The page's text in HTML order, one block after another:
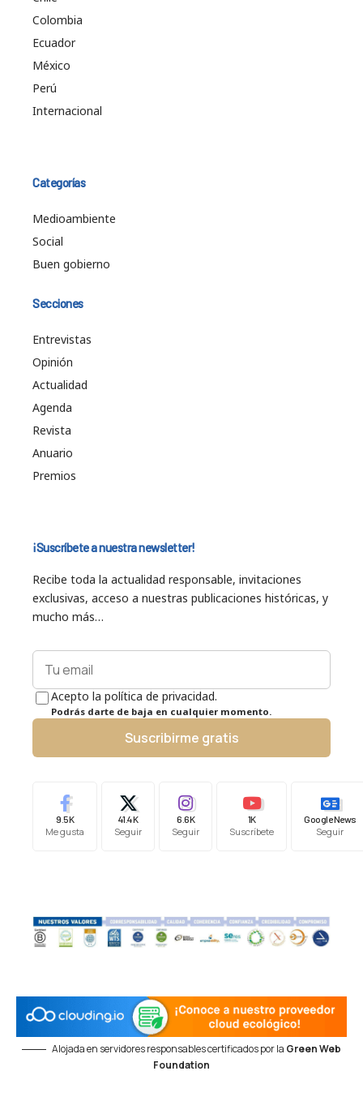
Colombia
Ecuador
México
Perú
Internacional
Categorías
Medioambiente
Social
Buen gobierno
Secciones
Entrevistas
Opinión
Actualidad
Agenda
Revista
Anuario
Premios
¡Suscríbete a nuestra newsletter!
Recibe toda la actualidad responsable, invitaciones
exclusivas, acceso a nuestras publicaciones históricas, y
mucho más…
Acepto la política de privacidad.
Podrás darte de baja en cualquier momento.
Suscribirme gratis
9.5K
Me gusta
41.4K
Seguir
6.6K
Seguir
1K
Suscríbete
Google News
Seguir
Alojada en servidores responsables certificados por la Green Web
Foundation